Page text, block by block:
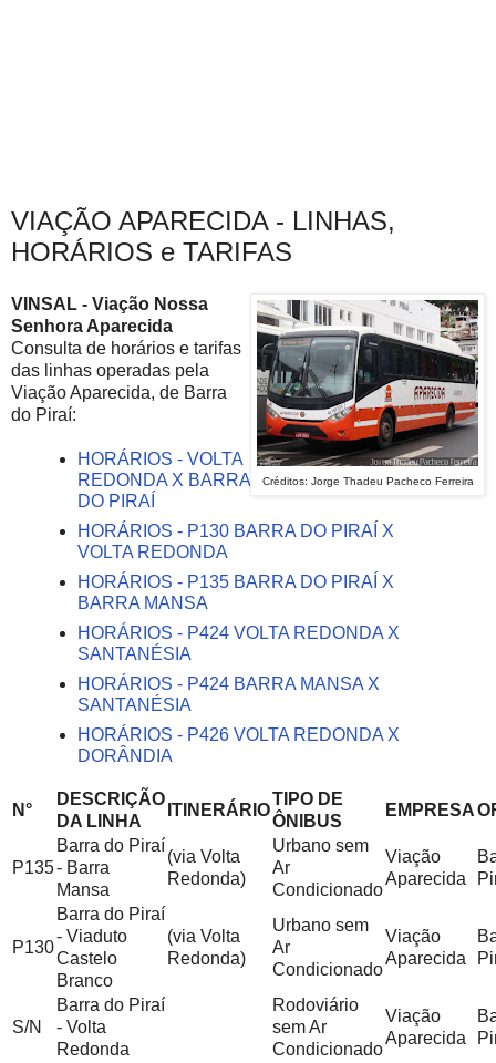
VIAÇÃO APARECIDA - LINHAS,
HORÁRIOS e TARIFAS
Créditos: Jorge Thadeu Pacheco Ferreira
VINSAL - Viação Nossa
Senhora Aparecida
Consulta de horários e tarifas
das linhas operadas pela
Viação Aparecida, de Barra
do Piraí:
HORÁRIOS - VOLTA
REDONDA X BARRA
DO PIRAÍ
HORÁRIOS - P130 BARRA DO PIRAÍ X
VOLTA REDONDA
HORÁRIOS - P135 BARRA DO PIRAÍ X
BARRA MANSA
HORÁRIOS - P424 VOLTA REDONDA X
SANTANÉSIA
HORÁRIOS - P424 BARRA MANSA X
SANTANÉSIA
HORÁRIOS - P426 VOLTA REDONDA X
DORÂNDIA
N°
DESCRIÇÃO
DA LINHA
ITINERÁRIO
TIPO DE
ÔNIBUS
EMPRESA
P135
Barra do Piraí
- Barra
Mansa
(via Volta
Redonda)
Urbano sem
Ar
Condicionado
Viação
Aparecida
P130
Barra do Piraí
- Viaduto
Castelo
Branco
(via Volta
Redonda)
Urbano sem
Ar
Condicionado
Viação
Aparecida
S/N
Barra do Piraí
- Volta
Redonda
Rodoviário
sem Ar
Condicionado
Viação
Aparecida